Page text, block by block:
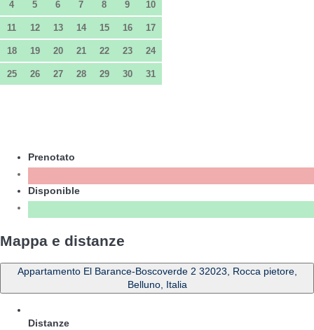
4 5 6 7 8 9 10
11 12 13 14 15 16 17
18 19 20 21 22 23 24
25 26 27 28 29 30 31
Prenotato
Disponible
Mappa e distanze
Appartamento El Barance-Boscoverde 2 32023, Rocca pietore,
Belluno, Italia
Distanze